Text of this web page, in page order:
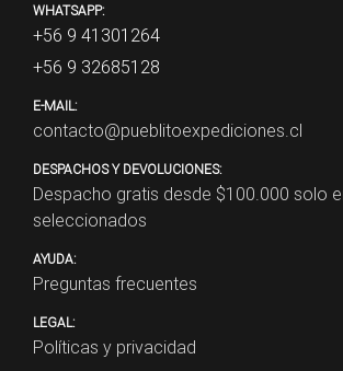
WHATSAPP:
+56 9 41301264
+56 9 32685128
E-MAIL:
contacto@pueblitoexpediciones.cl
DESPACHOS Y DEVOLUCIONES:
Despacho gratis desde $100.000 solo
seleccionados
AYUDA:
Preguntas frecuentes
LEGAL:
Políticas y privacidad